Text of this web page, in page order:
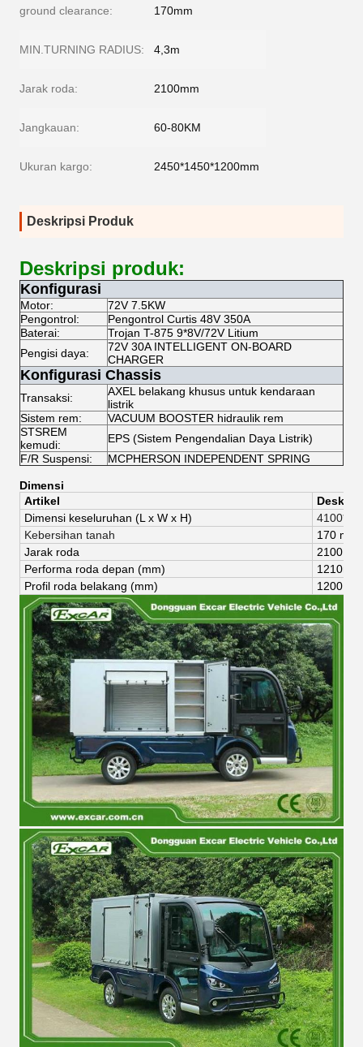
ground clearance: 170mm
MIN.TURNING RADIUS: 4,3m
Jarak roda: 2100mm
Jangkauan: 60-80KM
Ukuran kargo: 2450*1450*1200mm
Deskripsi Produk
Deskripsi produk:
Konfigurasi
Motor:
72V 7.5KW
Pengontrol:
Pengontrol Curtis 48V 350A
Baterai:
Trojan T-875 9*8V/72V Litium
Pengisi daya:
72V 30A INTELLIGENT ON-BOARD
CHARGER
Konfigurasi Chassis
Transaksi:
AXEL belakang khusus untuk kendaraan
listrik
Sistem rem:
VACUUM BOOSTER hidraulik rem
STSREM
kemudi:
EPS (Sistem Pengendalian Daya Listrik)
F/R Suspensi:
MCPHERSON INDEPENDENT SPRING
Dimensi
Artikel
Dimensi keseluruhan (L x W x H)
Kebersihan tanah
170 mm
Jarak roda
2100
Performa roda depan (mm)
1210mm
Profil roda belakang (mm)
1200